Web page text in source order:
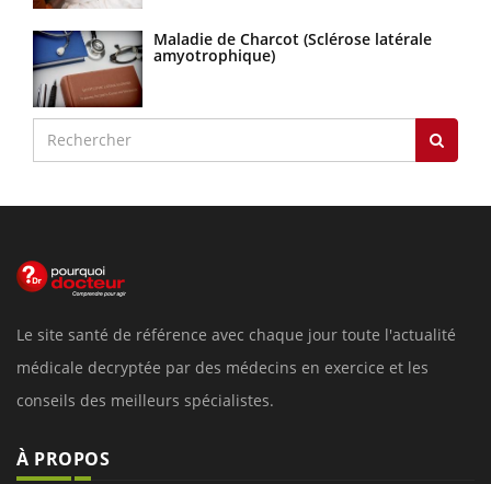
Maladie de Charcot (Sclérose latérale
amyotrophique)
Le site santé de référence avec chaque jour toute l'actualité
médicale decryptée par des médecins en exercice et les
conseils des meilleurs spécialistes.
À PROPOS